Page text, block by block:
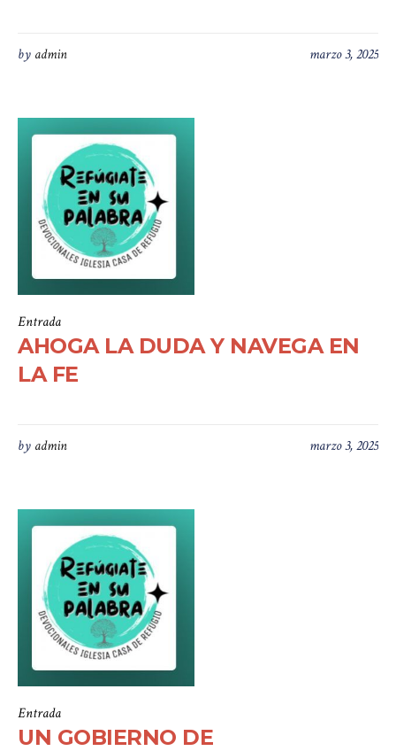
marzo 3, 2025
by admin
Entrada
AHOGA LA DUDA Y NAVEGA EN
LA FE
marzo 3, 2025
by admin
Entrada
UN GOBIERNO DE